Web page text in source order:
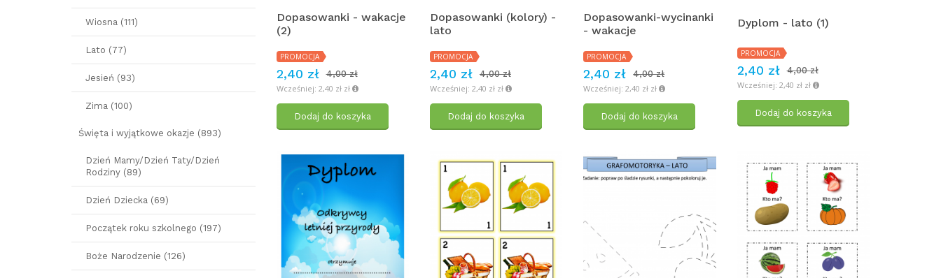
Dopasowanki - wakacje
(2)
PROMOCJA
2,40 zł
4,00 zł
Wcześniej: 2,40 zł zł
Dodaj do koszyka
Dopasowanki (kolory) -
lato
PROMOCJA
2,40 zł
4,00 zł
Wcześniej: 2,40 zł zł
Dodaj do koszyka
Dopasowanki-wycinanki
- wakacje
PROMOCJA
2,40 zł
4,00 zł
Wcześniej: 2,40 zł zł
Dodaj do koszyka
Dyplom - lato (1)
PROMOCJA
2,40 zł
4,00 zł
Wcześniej: 2,40 zł zł
Dodaj do koszyka
Wiosna (111)
Lato (77)
Jesień (93)
Zima (100)
Święta i wyjątkowe okazje (893)
Dzień Mamy/Dzień Taty/Dzień
Rodziny (89)
Dzień Dziecka (69)
Początek roku szkolnego (197)
Boże Narodzenie (126)